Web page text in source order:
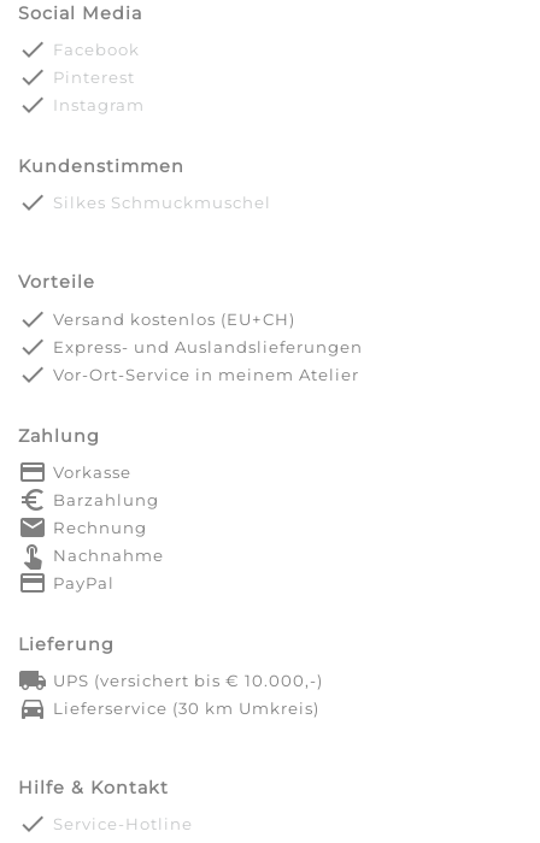
Social Media
done Facebook
done Pinterest
done Instagram
Kundenstimmen
done Silkes Schmuckmuschel
Vorteile
done Versand kostenlos (EU+CH)
done Express- und Auslandslieferungen
done Vor-Ort-Service in meinem Atelier
Zahlung
payment Vorkasse
euro_symbol Barzahlung
markunread Rechnung
touch_app Nachnahme
credit_card PayPal
Lieferung
local_shipping UPS (versichert bis € 10.000,-)
directions_car Lieferservice (30 km Umkreis)
Hilfe & Kontakt
done Service-Hotline